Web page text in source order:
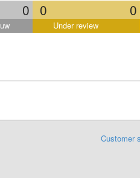
0 0 0
Under review
Customer